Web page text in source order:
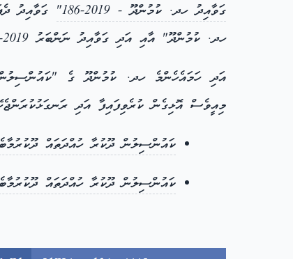
ގަވާއިދު ހދ. ކުމުންދޫ - 2019-186"
ގަވާއިދު
ހދ. ކުމުންދޫ" އާއި އަދި ގަވާއިދު ނަންބަރު 2019-187 ގެޒެޓްކުރެވިފައި ނުވެއެވެ. މިއީ އޮޅިގެން ކުރެވިފައިފާ އަދި ރަނގަޅުކުރަންޖެހޭ ކަމެއްކަމަށް ބަލަންޖެހެއެވެ.
އަދި ހަމައެހެންމެ ހދ. ކުމުންދޫ ގެ
މިއީވެސް އޮޅިގެން ކުރެވިފައިފާ އަދި
ކައުންސިލުން ދޫކުރާ ހުއްދަތައް
ކައުންސިލުން ދޫކުރާ ހުއްދަތައް